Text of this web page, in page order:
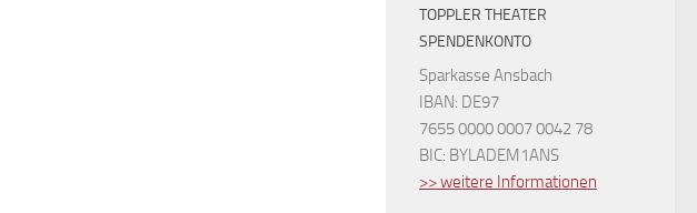
TOPPLER THEATER
SPENDENKONTO
Sparkasse Ansbach
IBAN: DE97
7655 0000 0007 0042 78
BIC: BYLADEM1ANS
>> weitere Informationen